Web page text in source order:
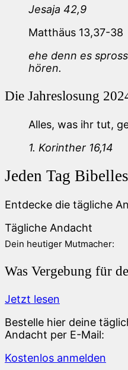
Jesaja 42,9
Matthäus 13,37-38
ehe denn es
hören.
Die Jahreslosung
Alles, was ihr tut,
1. Korinther 16,14
Jeden Tag
Entdecke die tägliche
Tägliche Andacht
Dein heutiger Mutmacher:
Was Vergebung für
Jetzt lesen
Bestelle hier deine
Andacht per E-Mail:
Kostenlos anmelden